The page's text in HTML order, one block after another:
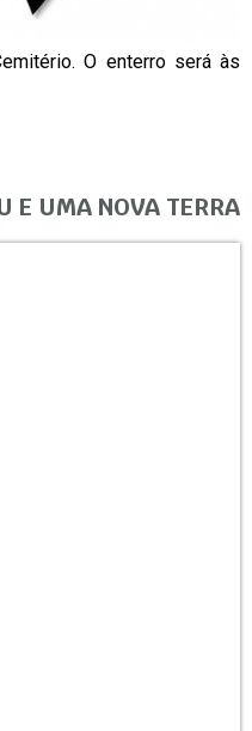
O enterro será às
E UMA NOVA TERRA